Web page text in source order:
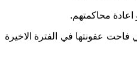
محاكمتهم.
فاحت عفونتها في الفترة الاخيرة